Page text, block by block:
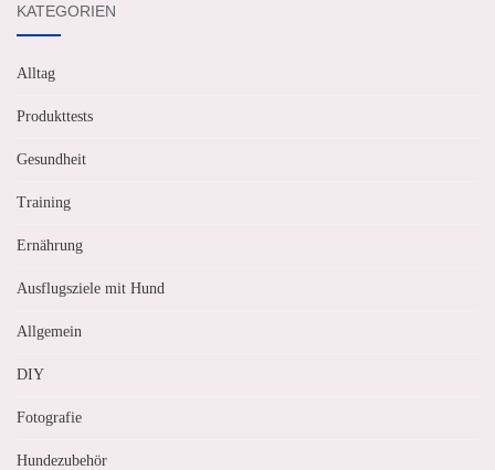
KATEGORIEN
Alltag
Produkttests
Gesundheit
Training
Ernährung
Ausflugsziele mit Hund
Allgemein
DIY
Fotografie
Hundezubehör